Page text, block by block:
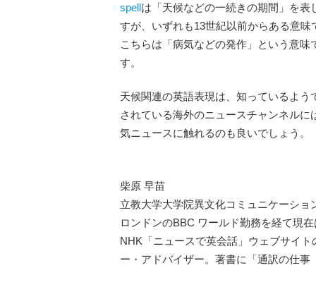
spellは「天候などの一続きの期間」を表
すが、いずれも13世紀以前からある意
こちらは「病気などの発作」という意味
す。
天候関連の英語表現は、知っているよ
されている海外のニュースチャンネル
気ニュースに触れるのも良いでしょう。
柴原 早苗
立教大学大学院異文化コミュニケーシ
ロンドンのBBC ワールド勤務を経て現
NHK「ニュースで英会話」ウェブサイ
ー・アドバイザー。著書に「通訳の仕